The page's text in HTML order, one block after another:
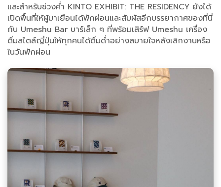
และสำหรับช่วงค่ำ KINTO EXHIBIT: THE RESIDENCY ยังได้
เปิดพื้นที่ให้ผู้มาเยือนได้พักผ่อนและสัมผัสอีกบรรยากาศของที่นี่
กับ Umeshu Bar บาร์เล็ก ๆ ที่พร้อมเสิร์ฟ Umeshu เครื่อง
ดื่มสไตล์ญี่ปุ่นให้ทุกคนได้ดื่มด่ำอย่างสบายใจหลังเลิกงานหรือ
ในวันพักผ่อน